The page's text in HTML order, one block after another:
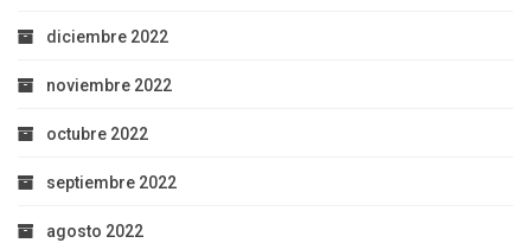
diciembre 2022
noviembre 2022
octubre 2022
septiembre 2022
agosto 2022